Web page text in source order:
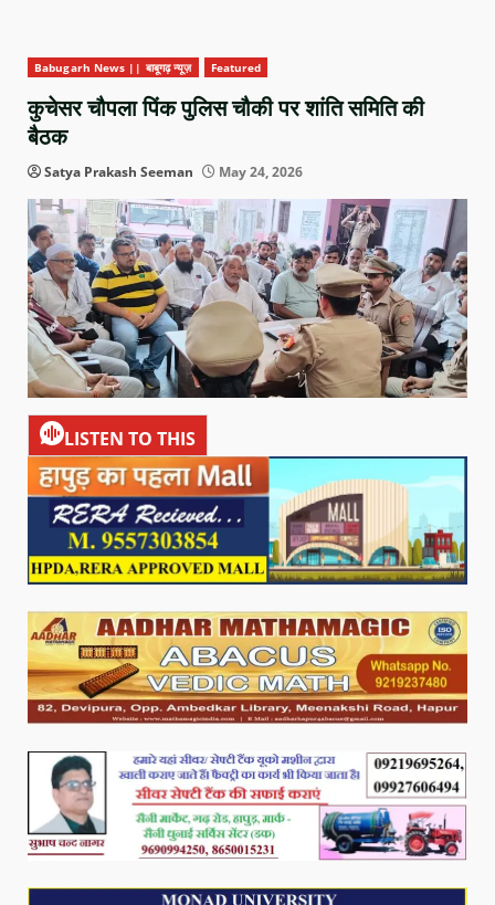
Babugarh News || बाबूगढ़ न्यूज़ Featured
कुचेसर चौपला पिंक पुलिस चौकी पर शांति समिति की
बैठक
Satya Prakash Seeman May 24, 2026
LISTEN TO THIS